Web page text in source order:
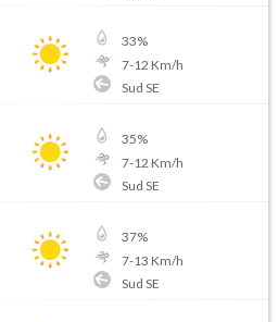
33%
7-12 Km/h
Sud SE
35%
7-12 Km/h
Sud SE
37%
7-13 Km/h
Sud SE